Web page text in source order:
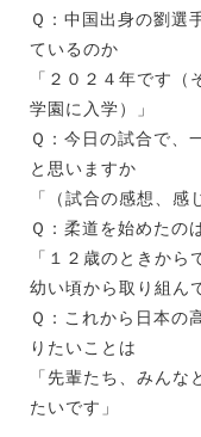
Ｑ：中国出身の劉選
ているのか
「２０２４年です
学園に入学）」
Ｑ：今日の試合で、
と思いますか
「（試合の感想、感
Ｑ：柔道を始めたの
「１２歳のときか
幼い頃から取り組ん
Ｑ：これから日本の
りたいことは
「先輩たち、みん
たいです」